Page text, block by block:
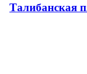
“Талибанская